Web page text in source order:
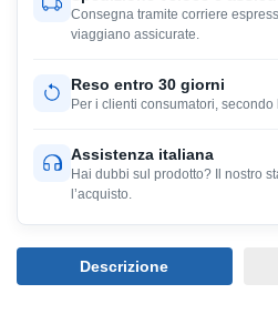
Consegna tramite corriere
viaggiano assicurate.
Reso entro 30 giorni
Per i clienti consumatori,
Assistenza italiana
Hai dubbi sul prodotto? Il nostro
l’acquisto.
Descrizione